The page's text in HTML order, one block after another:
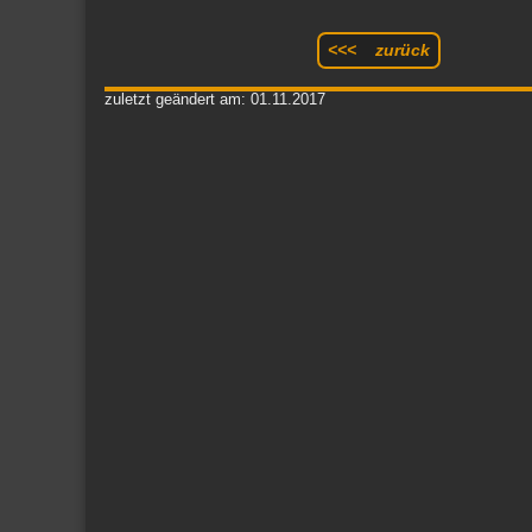
<<< zurück
zuletzt geändert am: 01.11.2017